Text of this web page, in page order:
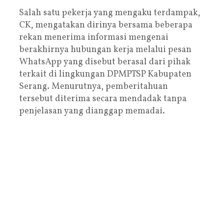
Salah satu pekerja yang mengaku terdampak,
CK, mengatakan dirinya bersama beberapa
rekan menerima informasi mengenai
berakhirnya hubungan kerja melalui pesan
WhatsApp yang disebut berasal dari pihak
terkait di lingkungan DPMPTSP Kabupaten
Serang. Menurutnya, pemberitahuan
tersebut diterima secara mendadak tanpa
penjelasan yang dianggap memadai.